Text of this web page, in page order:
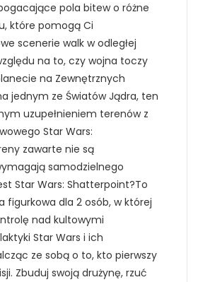
pola bitew o różne
które pomogą Ci
scenerie walk w odległej
na to, czy wojna toczy
na Zewnętrznych
jednym ze Światów Jądra, ten
uzupełnieniem terenów z
Star Wars:
zawarte nie są
samodzielnego
Star Wars: Shatterpoint?To
figurkowa dla 2 osób, w której
nad kultowymi
Star Wars i ich
ze sobą o to, kto pierwszy
Zbuduj swoją drużynę, rzuć